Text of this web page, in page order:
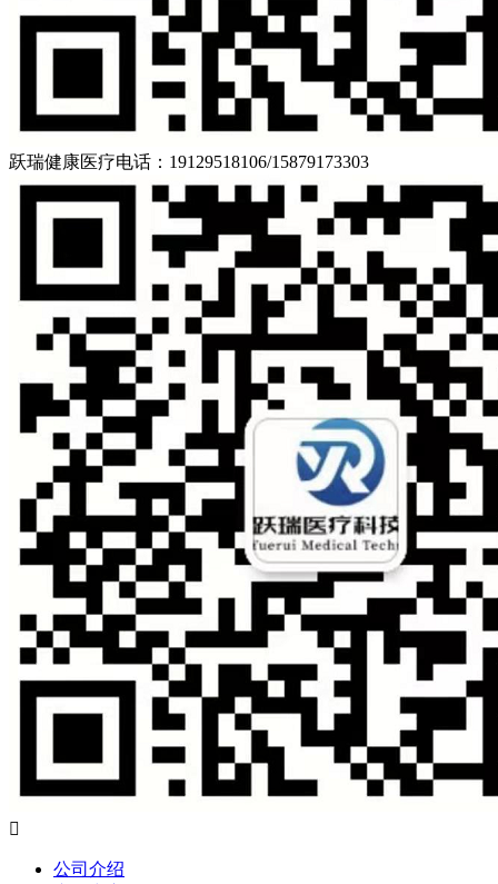
跃瑞健康医疗电话：19129518106/15879173303

公司介绍